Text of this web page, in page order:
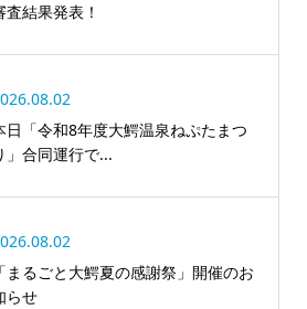
査結果発表！
日「令和8年度大鰐温泉ねぷたまつ
」合同運行で...
「まるごと大鰐夏の感謝祭」開催のお
らせ